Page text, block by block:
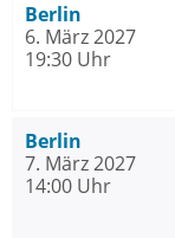
Berlin
6. März 2027
19:30 Uhr
Berlin
7. März 2027
14:00 Uhr